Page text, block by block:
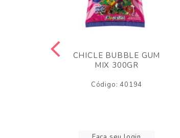
CHICLE BUBBLE GUM
MIX 300GR
Código: 40194